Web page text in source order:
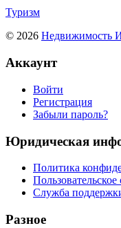
Туризм
© 2026 Недвижимость
Аккаунт
Войти
Регистрация
Забыли пароль?
Юридическая
Политика
Служба
Разное